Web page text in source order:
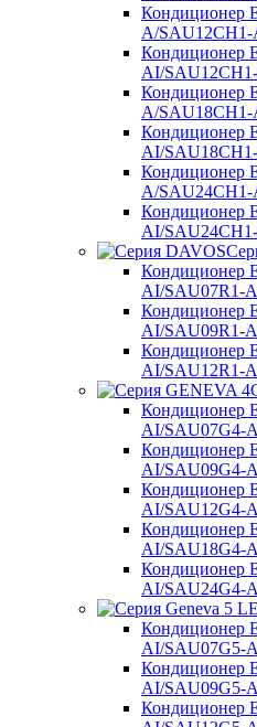
Кондиционер
A/SAU12CH1-
Кондиционер
AI/
Кондиционер
A/SAU18CH1-
Кондиционер
AI/
Кондиционер
A/SAU24CH1-
Кондиционер
AI/
Кондиционер
AI/SAU07R1-
Кондиционер
AI/SAU09R1-
Кондиционер
AI/SAU12R1-
Кондиционер
AI/SAU07G4-
Кондиционер
AI/SAU09G4-
Кондиционер
AI/SAU12G4-
Кондиционер
AI/SAU18G4-
Кондиционер
AI/SAU24G4-
Кондиционер
AI/SAU07G5-
Кондиционер
AI/SAU09G5-
Кондиционер